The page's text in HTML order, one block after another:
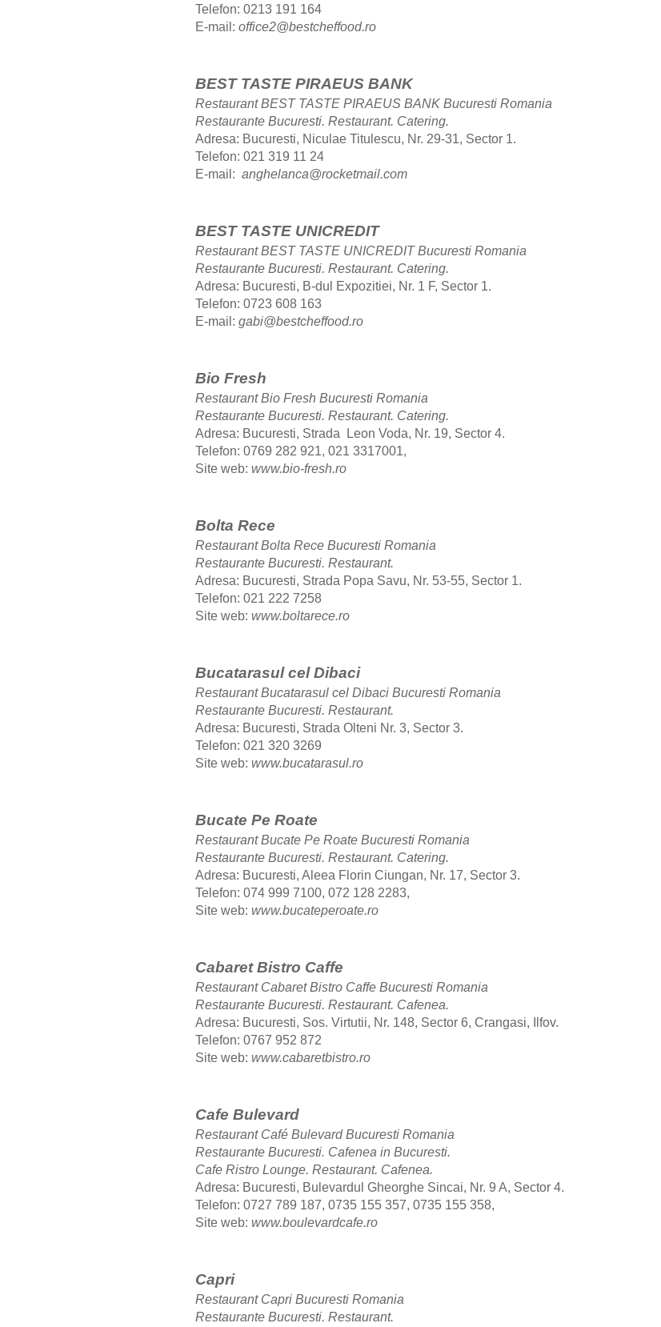
Telefon: 0213 191 164
E-mail: office2@bestcheffood.ro
BEST TASTE PIRAEUS BANK
Restaurant BEST TASTE PIRAEUS BANK Bucuresti Romania
Restaurante Bucuresti. Restaurant. Catering.
Adresa: Bucuresti, Niculae Titulescu, Nr. 29-31, Sector 1.
Telefon: 021 319 11 24
E-mail: anghelanca@rocketmail.com
BEST TASTE UNICREDIT
Restaurant BEST TASTE UNICREDIT Bucuresti Romania
Restaurante Bucuresti. Restaurant. Catering.
Adresa: Bucuresti, B-dul Expozitiei, Nr. 1 F, Sector 1.
Telefon: 0723 608 163
E-mail: gabi@bestcheffood.ro
Bio Fresh
Restaurant Bio Fresh Bucuresti Romania
Restaurante Bucuresti. Restaurant. Catering.
Adresa: Bucuresti, Strada Leon Voda, Nr. 19, Sector 4.
Telefon: 0769 282 921, 021 3317001,
Site web: www.bio-fresh.ro
Bolta Rece
Restaurant Bolta Rece Bucuresti Romania
Restaurante Bucuresti. Restaurant.
Adresa: Bucuresti, Strada Popa Savu, Nr. 53-55, Sector 1.
Telefon: 021 222 7258
Site web: www.boltarece.ro
Bucatarasul cel Dibaci
Restaurant Bucatarasul cel Dibaci Bucuresti Romania
Restaurante Bucuresti. Restaurant.
Adresa: Bucuresti, Strada Olteni Nr. 3, Sector 3.
Telefon: 021 320 3269
Site web: www.bucatarasul.ro
Bucate Pe Roate
Restaurant Bucate Pe Roate Bucuresti Romania
Restaurante Bucuresti. Restaurant. Catering.
Adresa: Bucuresti, Aleea Florin Ciungan, Nr. 17, Sector 3.
Telefon: 074 999 7100, 072 128 2283,
Site web: www.bucateperoate.ro
Cabaret Bistro Caffe
Restaurant Cabaret Bistro Caffe Bucuresti Romania
Restaurante Bucuresti. Restaurant. Cafenea.
Adresa: Bucuresti, Sos. Virtutii, Nr. 148, Sector 6, Crangasi, Ilfov.
Telefon: 0767 952 872
Site web: www.cabaretbistro.ro
Cafe Bulevard
Restaurant Café Bulevard Bucuresti Romania
Restaurante Bucuresti. Cafenea in Bucuresti.
Cafe Ristro Lounge. Restaurant. Cafenea.
Adresa: Bucuresti, Bulevardul Gheorghe Sincai, Nr. 9 A, Sector 4.
Telefon: 0727 789 187, 0735 155 357, 0735 155 358,
Site web: www.boulevardcafe.ro
Capri
Restaurant Capri Bucuresti Romania
Restaurante Bucuresti. Restaurant.